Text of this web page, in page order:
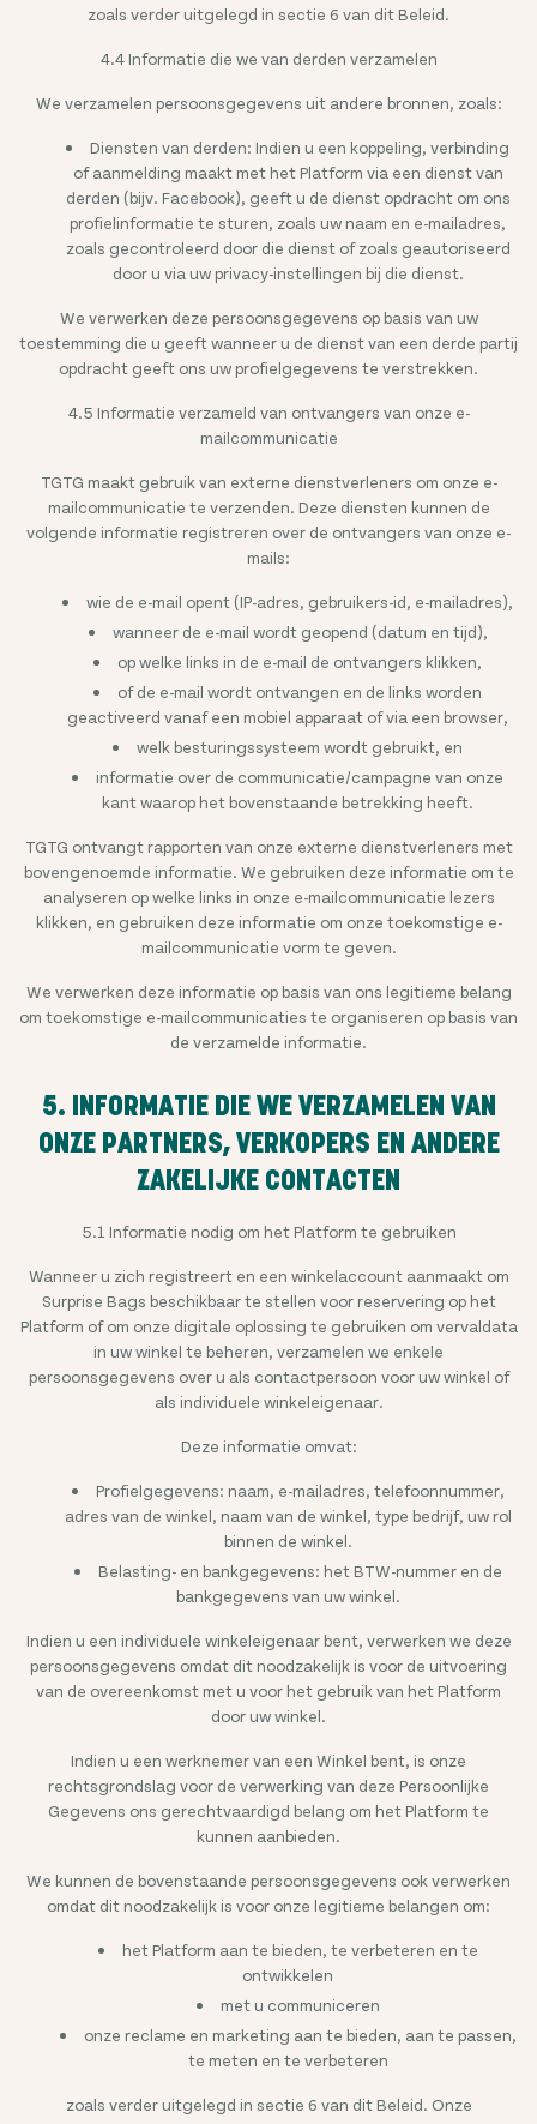
zoals verder uitgelegd in sectie 6 van dit Beleid.
4.4 Informatie die we van derden verzamelen
We verzamelen persoonsgegevens uit andere bronnen, zoals:
Diensten van derden: Indien u een koppeling, verbinding
of aanmelding maakt met het Platform via een dienst van
derden (bijv. Facebook), geeft u de dienst opdracht om ons
profielinformatie te sturen, zoals uw naam en e-mailadres,
zoals gecontroleerd door die dienst of zoals geautoriseerd
door u via uw privacy-instellingen bij die dienst.
We verwerken deze persoonsgegevens op basis van uw
toestemming die u geeft wanneer u de dienst van een derde partij
opdracht geeft ons uw profielgegevens te verstrekken.
4.5 Informatie verzameld van ontvangers van onze e-
mailcommunicatie
TGTG maakt gebruik van externe dienstverleners om onze e-
mailcommunicatie te verzenden. Deze diensten kunnen de
volgende informatie registreren over de ontvangers van onze e-
mails:
wie de e-mail opent (IP-adres, gebruikers-id, e-mailadres),
wanneer de e-mail wordt geopend (datum en tijd),
op welke links in de e-mail de ontvangers klikken,
of de e-mail wordt ontvangen en de links worden
geactiveerd vanaf een mobiel apparaat of via een browser,
welk besturingssysteem wordt gebruikt, en
informatie over de communicatie/campagne van onze
kant waarop het bovenstaande betrekking heeft.
TGTG ontvangt rapporten van onze externe dienstverleners met
bovengenoemde informatie. We gebruiken deze informatie om te
analyseren op welke links in onze e-mailcommunicatie lezers
klikken, en gebruiken deze informatie om onze toekomstige e-
mailcommunicatie vorm te geven.
We verwerken deze informatie op basis van ons legitieme belang
om toekomstige e-mailcommunicaties te organiseren op basis van
de verzamelde informatie.
5. INFORMATIE DIE WE VERZAMELEN VAN
ONZE PARTNERS, VERKOPERS EN ANDERE
ZAKELIJKE CONTACTEN
5.1 Informatie nodig om het Platform te gebruiken
Wanneer u zich registreert en een winkelaccount aanmaakt om
Surprise Bags beschikbaar te stellen voor reservering op het
Platform of om onze digitale oplossing te gebruiken om vervaldata
in uw winkel te beheren, verzamelen we enkele
persoonsgegevens over u als contactpersoon voor uw winkel of
als individuele winkeleigenaar.
Deze informatie omvat:
Profielgegevens: naam, e-mailadres, telefoonnummer,
adres van de winkel, naam van de winkel, type bedrijf, uw rol
binnen de winkel.
Belasting- en bankgegevens: het BTW-nummer en de
bankgegevens van uw winkel.
Indien u een individuele winkeleigenaar bent, verwerken we deze
persoonsgegevens omdat dit noodzakelijk is voor de uitvoering
van de overeenkomst met u voor het gebruik van het Platform
door uw winkel.
Indien u een werknemer van een Winkel bent, is onze
rechtsgrondslag voor de verwerking van deze Persoonlijke
Gegevens ons gerechtvaardigd belang om het Platform te
kunnen aanbieden.
We kunnen de bovenstaande persoonsgegevens ook verwerken
omdat dit noodzakelijk is voor onze legitieme belangen om:
het Platform aan te bieden, te verbeteren en te
ontwikkelen
met u communiceren
onze reclame en marketing aan te bieden, aan te passen,
te meten en te verbeteren
zoals verder uitgelegd in sectie 6 van dit Beleid. Onze